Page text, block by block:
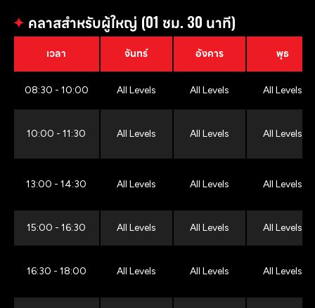
✦ คลาสสำหรับผู้ใหญ่ (01 ชม. 30 นาที)
เวลา จันทร์ อังคาร พุธ
08:30 - 10:00 All Levels All Levels All Levels
10:00 - 11:30 All Levels All Levels All Levels
13:00 - 14:30 All Levels All Levels All Levels
15:00 - 16:30 All Levels All Levels All Levels
16:30 - 18:00 All Levels All Levels All Levels